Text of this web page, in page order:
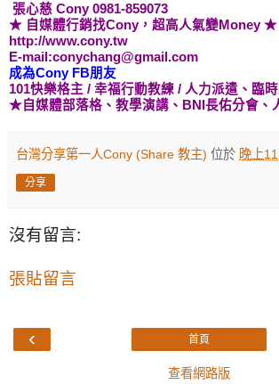
張心慈 Cony 0981-859073
★ 自媒體行銷找Cony，超高人氣變Money ★
http://www.cony.tw
E-mail:conychang@gmail.com
成為Cony FB朋友
101快樂格主 / 幸福行動教練 / 人力派遣、 臨
★自媒體部落格、教學演講 、BNI長佑分會、
台灣分享第一人Cony (Share 教主) 位於 晚上
分享
沒有留言:
張貼留言
‹ 首頁
查看網路版